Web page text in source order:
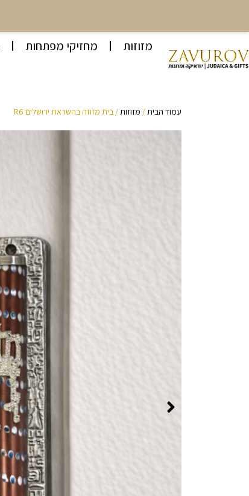
מזוזות מחזיקי מפתחות
עמוד הבית/ מזוזות/ בית מזוזה בהשראת ירושלים R6